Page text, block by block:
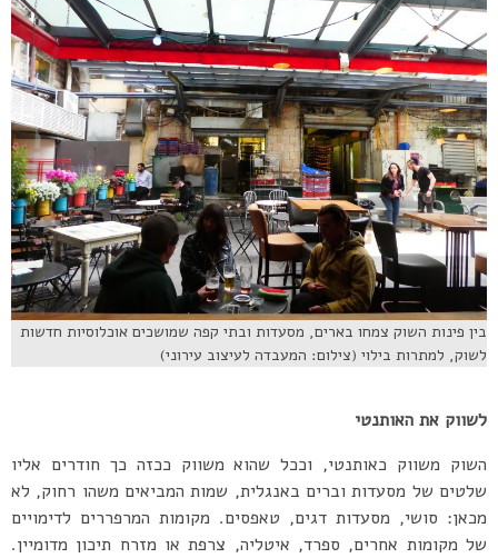
בין פינות השוק צמחו בארים, מסעדות ובתי קפה שמושכים אוכלוסיות חדשות
לשוק, למתרות בילוי (צילום: המעבדה לעיצוב עירוני)
לשווק את האותנטי
השוק משווק כאותנטי, וככל שהוא משווק ככזה כך חודרים אליו
שלטים של מסעדות וברים באנגלית, שמות המביאים משהו רחוק, לא
מכאן: סושי, מסעדות דגים, טאפסים. מקומות המרפררים לדימויים
של מקומות אחרים, ספרד, איטליה, צרפת או מזרח תיכון מדומיין.